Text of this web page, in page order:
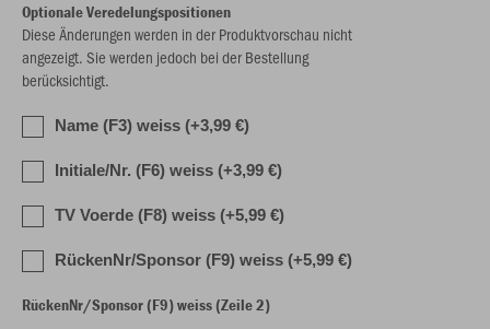
Optionale Veredelungspositionen
Diese Änderungen werden in der Produktvorschau nicht
angezeigt. Sie werden jedoch bei der Bestellung
berücksichtigt.
Name (F3) weiss (+3,99 €)
Initiale/Nr. (F6) weiss (+3,99 €)
TV Voerde (F8) weiss (+5,99 €)
RückenNr/Sponsor (F9) weiss (+5,99 €)
RückenNr/Sponsor (F9) weiss (Zeile 2)